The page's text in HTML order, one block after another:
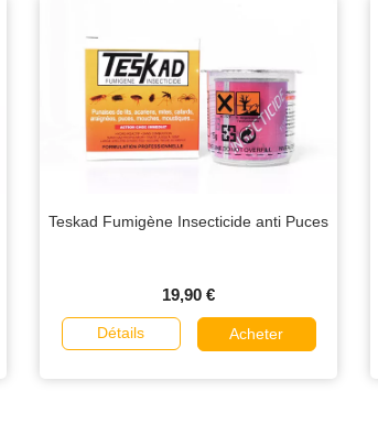
Teskad Fumigène Insecticide anti Puces
19,90 €
Détails Acheter